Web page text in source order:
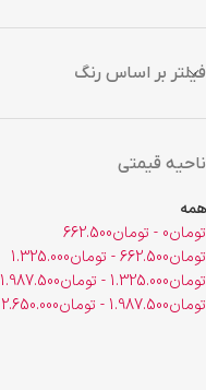
فیلتر بر اساس رنگ
ناحیه قیمتی
همه
تومان0
- تومان662.500
تومان662.500
- تومان1.325.000
تومان1.325.000
- تومان1.987.500
تومان1.987.500
- تومان2.650.000